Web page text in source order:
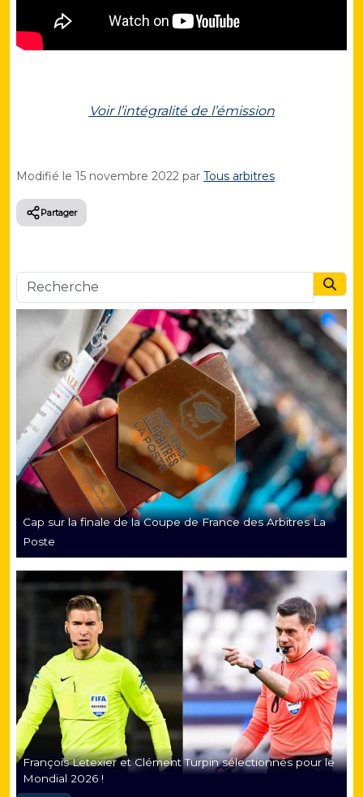
Voir l’intégralité de l’émission
Modifié le 15 novembre 2022 par Tous arbitres
Partager
Cap sur la finale de la Coupe de France des Arbitres La
Poste
François Letexier et Clément Turpin sélectionnés pour le
Mondial 2026 !